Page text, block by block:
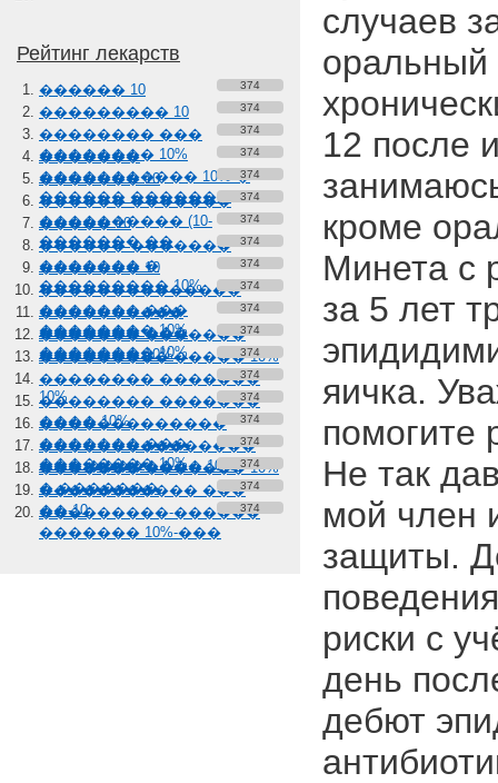
Рейтинг лекарств
������ 10 374
��������� 10 374
�������� ���
�������� 10%
374
�������
����������� 10% �
������ �������
374
������� 10 374
������ �������
���������� (10-
������� ��
374
����� 10 374
������ �������
������� �
��������� 10%
374
������� 10 374
��������������
������� ���
�������� 10%
374
����������
������� ���
�������� 10%
374
������� �������
������� 10%
374
��������� ����� 10%
374
�������� �������
10%
374
�������� �������
���� 10%
374
�������������
������� ���
�������� 10%
374
���������������
��� �������� 10%
374
������� ������� 10%
� �������
374
����������� ���
��-10
374
���������-������
������� 10%-���
374
случаев
оральный
12 после
кроме
Минета с
за 5 лет
яичка.
помогите
Не так
мой член
защиты.
риски с
день
дебют